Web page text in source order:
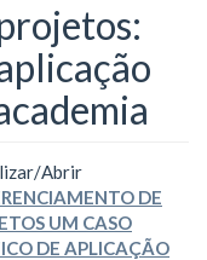
Abrir
DE
UM CASO
DE APLICAÇÃO